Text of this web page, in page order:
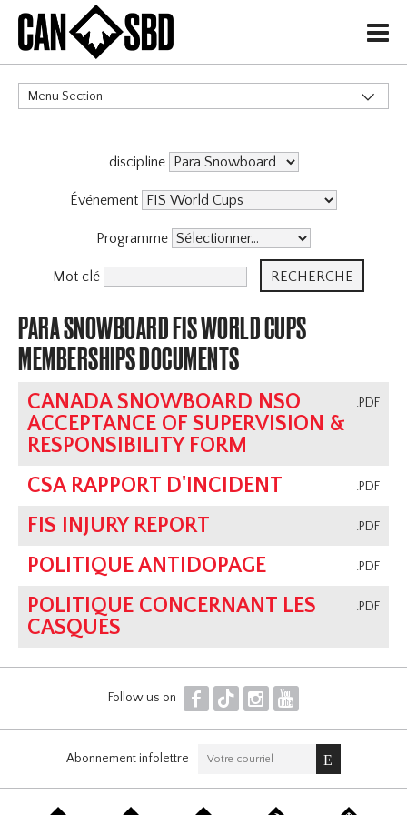
H
Menu Section
Événements & Compétitions
discipline
Événement
Programme
Mot clé
PARA SNOWBOARD FIS WORLD CUPS
MEMBERSHIPS DOCUMENTS
.PDF
CANADA SNOWBOARD NSO
ACCEPTANCE OF SUPERVISION &
RESPONSIBILITY FORM
.PDF
CSA RAPPORT D'INCIDENT
.PDF
FIS INJURY REPORT
.PDF
POLITIQUE ANTIDOPAGE
.PDF
POLITIQUE CONCERNANT LES
CASQUES
Follow us on F T I Y
Abonnement infolettre